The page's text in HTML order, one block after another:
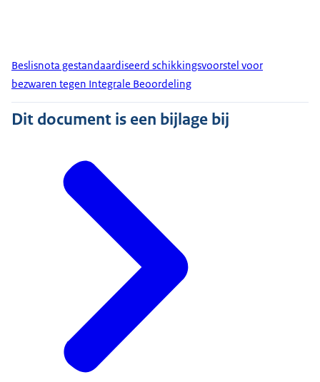
Beslisnota gestandaardiseerd schikkingsvoorstel voor
bezwaren tegen Integrale Beoordeling
Dit document is een bijlage bij